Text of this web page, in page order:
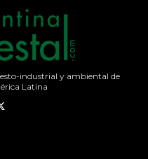
industrial y ambiental de
Latina